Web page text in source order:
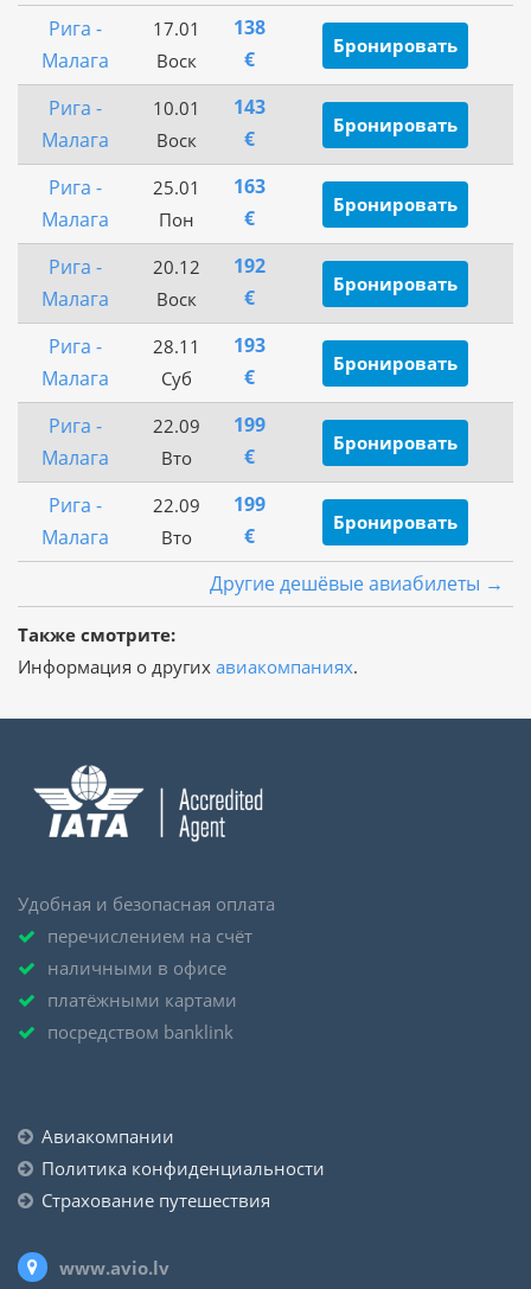
Другие дешёвые авиабилеты →
Рига -
Малага
17.01
Воск
138
€
Бронировать
Рига -
Малага
10.01
Воск
143
€
Бронировать
Рига -
Малага
25.01
Пон
163
€
Бронировать
Рига -
Малага
20.12
Воск
192
€
Бронировать
Рига -
Малага
28.11
Суб
193
€
Бронировать
Рига -
Малага
22.09
Вто
199
€
Бронировать
Рига -
Малага
22.09
Вто
199
€
Бронировать
Также смотрите:
Информация о других авиакомпаниях.
Удобная и безопасная оплата
перечислением на счёт
наличными в офисе
платёжными картами
посредством banklink
Авиакомпании
Политика конфиденциальности
Страхование путешествия
www.avio.lv